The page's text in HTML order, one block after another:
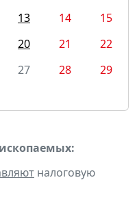
13 14
15
20 21
22
27 28
29
налоговую